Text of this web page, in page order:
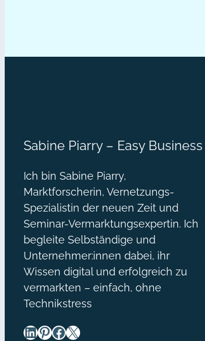
Sabine Piarry – Easy Business
Ich bin Sabine Piarry,
Marktforscherin, Vernetzungs-
Spezialistin der neuen Zeit und
Seminar-Vermarktungsexpertin. Ich
begleite Selbständige und
Unternehmer:innen dabei, ihr
Wissen digital und erfolgreich zu
vermarkten – einfach, ohne
Technikstress
LinkedIn Pinterest Facebook X